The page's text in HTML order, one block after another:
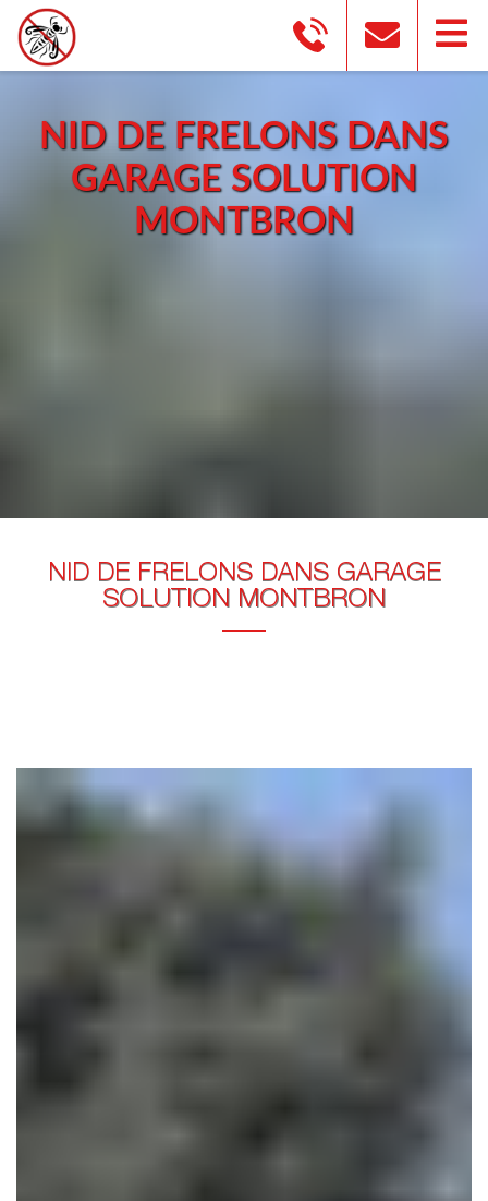
NID DE FRELONS DANS
GARAGE SOLUTION
MONTBRON
NID DE FRELONS DANS GARAGE
SOLUTION MONTBRON